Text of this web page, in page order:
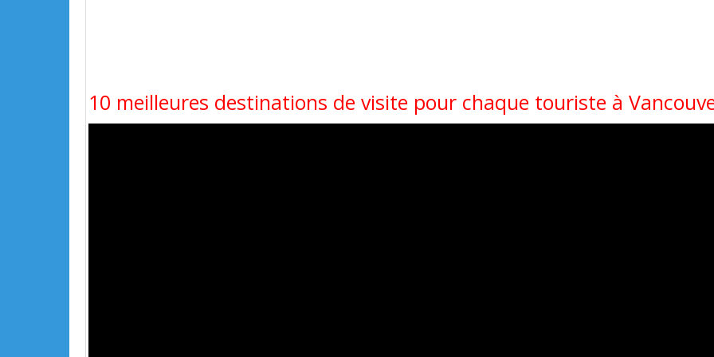
10 meilleures destinations de visite pour chaque touriste à